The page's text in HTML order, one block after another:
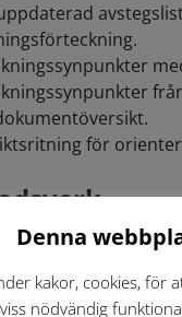
för
Stad (arbetsgång
Denna
kakor, cookies, för
nödvändig